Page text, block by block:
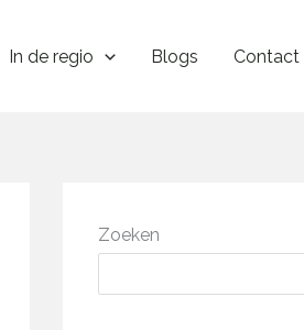
In de regio Blogs Contact
Zoeken